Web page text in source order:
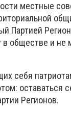
местные
Партией
обществе и
себя
оставаться
Регионов.